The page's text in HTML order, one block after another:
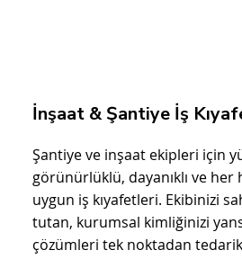
İnşaat & Şantiye İş
Şantiye ve inşaat ekipleri için
görünürlüklü, dayanıklı ve her
uygun iş kıyafetleri. Ekibinizi
tutan, kurumsal kimliğinizi
çözümleri tek noktadan